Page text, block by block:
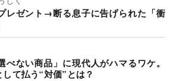
レゼント→断る息子に告げられた「衝
ない商品」に現代人がハマるワケ。
て払う“対価”とは？